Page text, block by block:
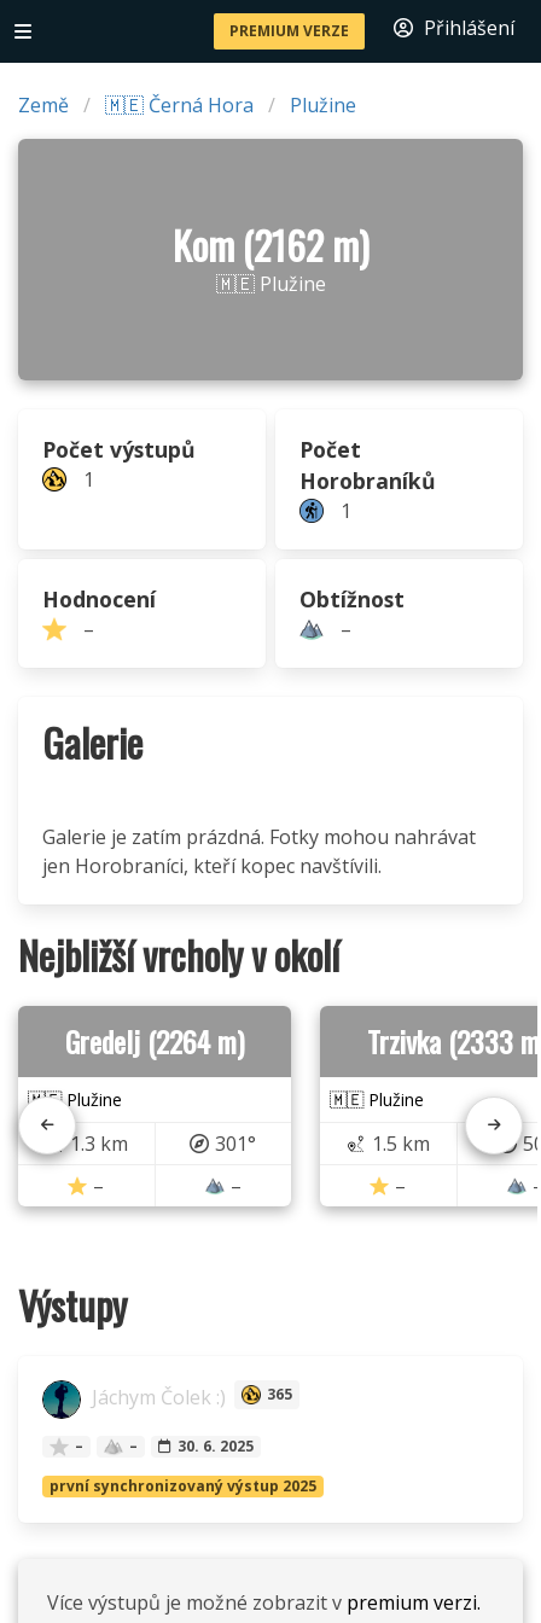
PREMIUM VERZE Přihlášení
Země 🇲🇪 Černá Hora Plužine
Kom (2162 m)
🇲🇪 Plužine
Počet výstupů
1
Počet
Horobraníků
1
Hodnocení
–
Obtížnost
–
Galerie
Galerie je zatím prázdná. Fotky mohou nahrávat
jen Horobraníci, kteří kopec navštívili.
Nejbližší vrcholy v okolí
Gredelj (2264 m)
🇲🇪 Plužine
1.3 km
301°
–
–
Trzivka (2333
🇲🇪 Plužine
1.5 km
–
Výstupy
Jáchym Čolek :) 365
– –
30. 6. 2025
první synchronizovaný výstup 2025
Více výstupů je možné zobrazit v premium verzi.